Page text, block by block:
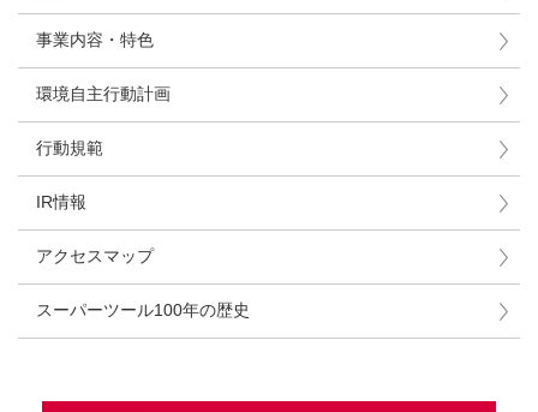
事業内容・特色
環境自主行動計画
行動規範
IR情報
アクセスマップ
スーパーツール100年の歴史